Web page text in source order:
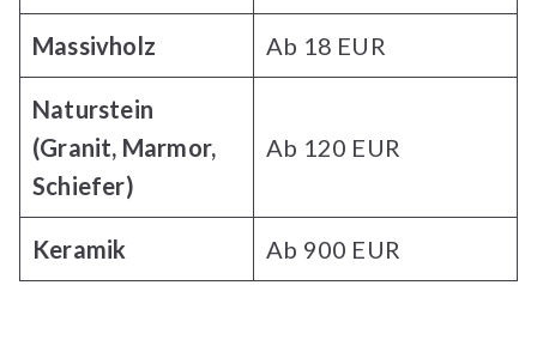
Massivholz Ab 18 EUR
Naturstein
(Granit, Marmor,
Schiefer)
Ab 120 EUR
Keramik Ab 900 EUR